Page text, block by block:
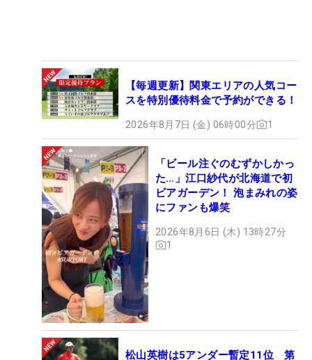
【毎週更新】関東エリアの人気コー
スを特別優待料金で予約ができる！
2026年8月7日 (金) 06時00分 1
「ビール注ぐのむずかしかっ
た…」江口紗代が北海道で初
ビアガーデン！ 泡まみれの姿
にファンも爆笑
2026年8月6日 (木) 13時27分
1
松山英樹は5アンダー暫定11位 第